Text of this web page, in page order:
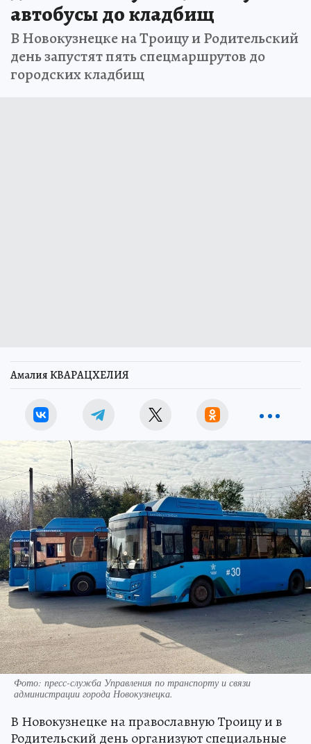
автобусы до кладбищ
В Новокузнецке на Троицу и Родительский
день запустят пять спецмаршрутов до
городских кладбищ
Амалия КВАРАЦХЕЛИЯ
Фото: пресс-служба Управления по транспорту и связи
администрации города Новокузнецка.
В Новокузнецке на православную Троицу и в
Родительский день организуют специальные